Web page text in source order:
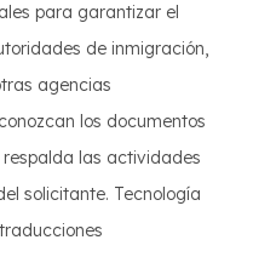
para garantizar el
de inmigración,
agencias
los documentos
las actividades
solicitante. Tecnología